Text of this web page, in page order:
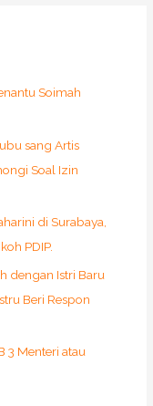
Soimah
sang Artis
Soal Izin
di Surabaya,
PDIP.
dengan Istri Baru
Beri Respon
3 Menteri atau